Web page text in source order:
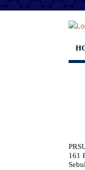
161